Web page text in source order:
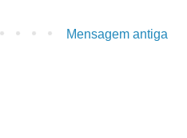
Mensagem antiga